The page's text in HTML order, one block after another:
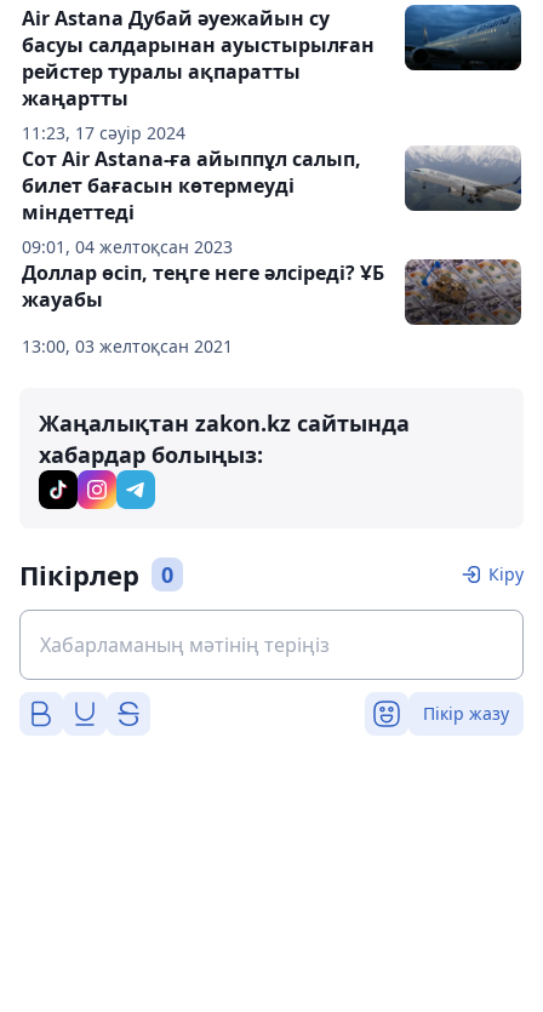
11:23, 17 сәуір 2024
Air Astana Дубай әуежайын су
басуы салдарынан ауыстырылған
рейстер туралы ақпаратты
жаңартты
09:01, 04 желтоқсан 2023
Сот Air Astana-ға айыппұл салып,
билет бағасын көтермеуді
міндеттеді
13:00, 03 желтоқсан 2021
Доллар өсіп, теңге неге әлсіреді? ҰБ
жауабы
Жаңалықтан zakon.kz сайтында
хабардар болыңыз:
Пікірлер 0 Кіру
Пікір жазу